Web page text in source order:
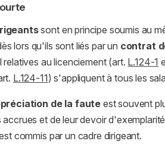
sont en principe soumis au
lors qu'ils sont liés par un contrat
relatives au licenciement (art. L.124-1
L.124-11) s'appliquent à tous les
de la faute est souvent
accrues et de leur devoir
commis par un cadre dirigeant.